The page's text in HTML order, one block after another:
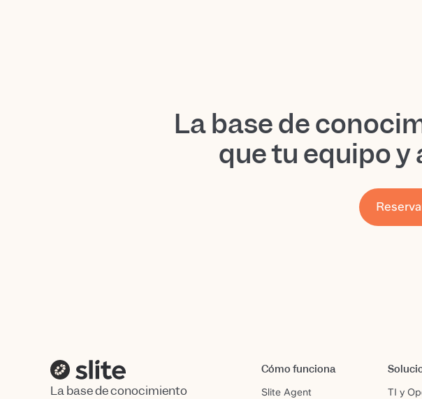
La base de
que tu equipo
La base de conocimiento
Cómo funciona
Slite Agent TI y